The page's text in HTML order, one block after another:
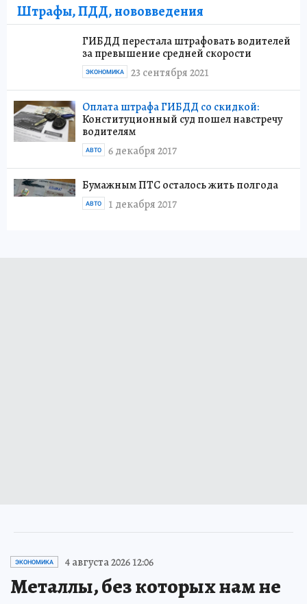
Штрафы, ПДД, нововведения
ГИБДД перестала штрафовать водителей
за превышение средней скорости
23 сентября 2021
ЭКОНОМИКА
Оплата штрафа ГИБДД со скидкой:
Конституционный суд пошел навстречу
водителям
6 декабря 2017
АВТО
Бумажным ПТС осталось жить полгода
1 декабря 2017
АВТО
ЭКОНОМИКА 4 августа 2026 12:06
Металлы, без которых нам не